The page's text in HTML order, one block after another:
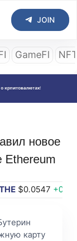
JOIN
GameFI
новое
Ethereum
$0.0547
карту